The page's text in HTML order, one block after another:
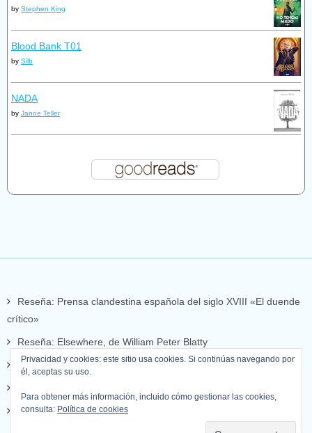
Privacidad y cookies: este sitio usa cookies. Si continúas navegando por
él, aceptas su uso.
Para obtener más información, incluido cómo gestionar las cookies,
consulta: Política de cookies
by Stephen King
Blood Bank T01
by Silb
NADA
by Janne Teller
Reseña: Prensa clandestina española del siglo XVIII «El duende
crítico»
Reseña: Elsewhere, de William Peter Blatty
Reseña: Set de llops
Reseña: La apariencia de las cosas